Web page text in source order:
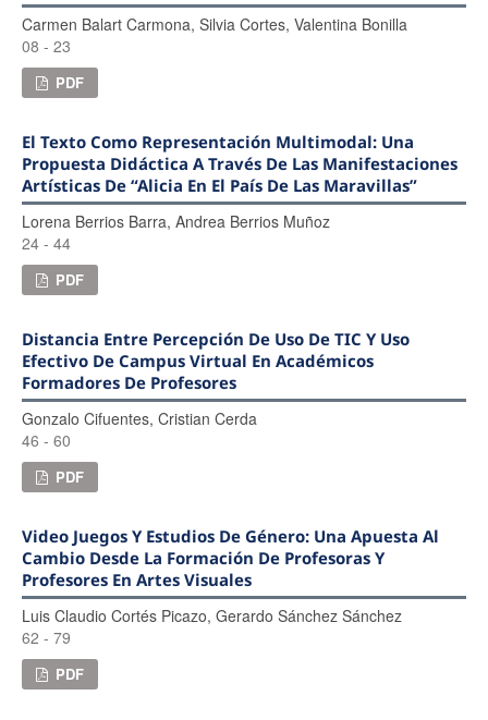
Carmen Balart Carmona, Silvia Cortes, Valentina Bonilla
08 - 23
PDF
El Texto Como Representación Multimodal: Una
Propuesta Didáctica A Través De Las Manifestaciones
Artísticas De “Alicia En El País De Las Maravillas”
Lorena Berrios Barra, Andrea Berrios Muñoz
24 - 44
PDF
Distancia Entre Percepción De Uso De TIC Y Uso
Efectivo De Campus Virtual En Académicos
Formadores De Profesores
Gonzalo Cifuentes, Cristian Cerda
46 - 60
PDF
Video Juegos Y Estudios De Género: Una Apuesta Al
Cambio Desde La Formación De Profesoras Y
Profesores En Artes Visuales
Luis Claudio Cortés Picazo, Gerardo Sánchez Sánchez
62 - 79
PDF